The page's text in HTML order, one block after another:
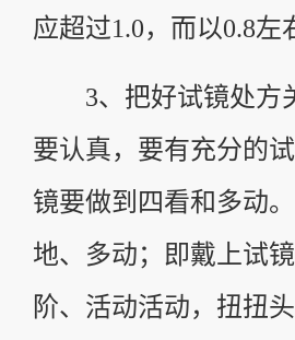
应超过1.0，而以0.8
3、把好试镜处方
要认真，要有充分的
镜要做到四看和多动
地、多动；即戴上试
阶、活动活动，扭扭